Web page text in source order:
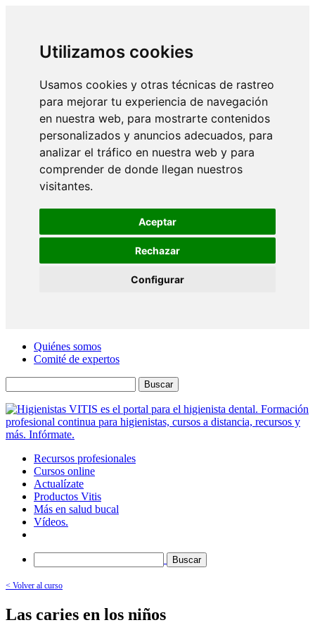
Utilizamos cookies
Usamos cookies y otras técnicas de rastreo
para mejorar tu experiencia de navegación
en nuestra web, para mostrarte contenidos
personalizados y anuncios adecuados, para
analizar el tráfico en nuestra web y para
comprender de donde llegan nuestros
visitantes.
Aceptar
Rechazar
Configurar
Quiénes somos
Comité de expertos
Buscar
Recursos profesionales
Cursos online
Actualízate
Productos Vitis
Más en salud bucal
Vídeos.
Buscar
< Volver al curso
Las caries en los niños